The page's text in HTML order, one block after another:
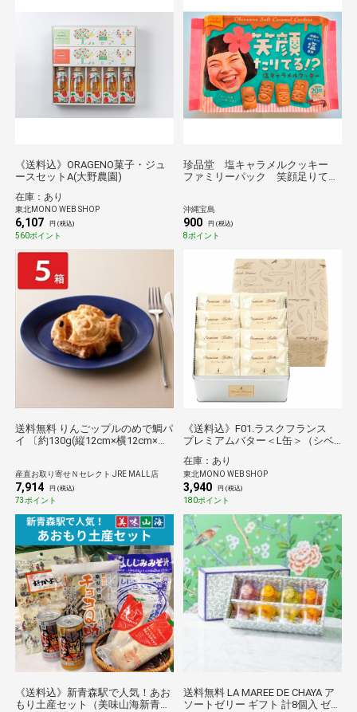
《送料込》ORAGENO菓子・ジュ
ースセットA(大野農園)
在庫：あり
東北MONO WEB SHOP
6,107 円 (税込)
560ポイント
珍品堂 塩キャラメルクッキー
ファミリーパック 笑顔足りて
沖縄宝島
900 円 (税込)
8ポイント
送料無料 りんごップルのめで鯛パ
イ 〔約130g(縦12cm×横12cm×高
産直お取り寄せＮセレクト JRE MALL店
7,914 円 (税込)
73ポイント
《送料込》F01.ラスクフランス
プレミアムバター＜L缶＞（シベ
在庫：あり
東北MONO WEB SHOP
3,940 円 (税込)
180ポイント
《送料込》新青森駅で人気！あお
もり土産セット（美味山海新青森
送料無料 LA MAREE DE CHAYA ア
ソートゼリー ギフト 計8個入 ゼリ